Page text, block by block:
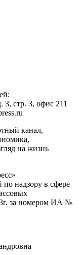
3, стр. 3, офис 211
канал,
на жизнь
по надзору в сфере
за номером ИА №